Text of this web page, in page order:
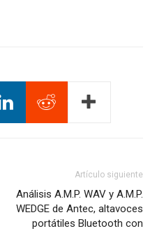
Artículo siguiente
Análisis A.M.P. WAV y A.M.P.
WEDGE de Antec, altavoces
portátiles Bluetooth con